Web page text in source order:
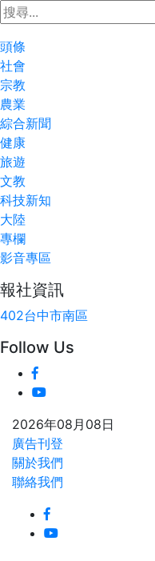
頭條
社會
宗教
農業
綜合新聞
健康
旅遊
文教
科技新知
大陸
專欄
影音專區
報社資訊
402台中市南區
Follow Us
2026年08月08日
廣告刊登
關於我們
聯絡我們